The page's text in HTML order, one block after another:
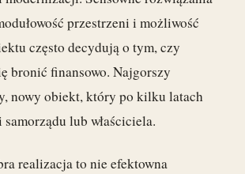
przestrzeni i możliwość
często decydują o tym, czy
bronić finansowo. Najgorszy
nowy obiekt, który po kilku latach
lub właściciela.
realizacja to nie efektowna